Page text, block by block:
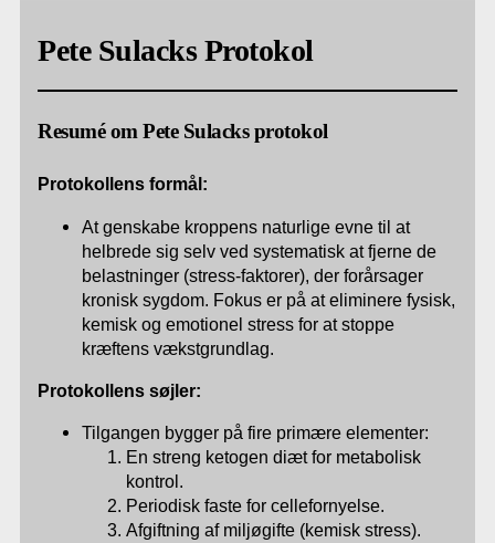
Pete Sulacks Protokol
Resumé om Pete Sulacks protokol
Protokollens formål:
At genskabe kroppens naturlige evne til at
helbrede sig selv ved systematisk at fjerne de
belastninger (stress-faktorer), der forårsager
kronisk sygdom. Fokus er på at eliminere fysisk,
kemisk og emotionel stress for at stoppe
kræftens vækstgrundlag.
Protokollens søjler:
Tilgangen bygger på fire primære elementer:
En streng ketogen diæt for metabolisk
kontrol.
Periodisk faste for cellefornyelse.
Afgiftning af miljøgifte (kemisk stress).